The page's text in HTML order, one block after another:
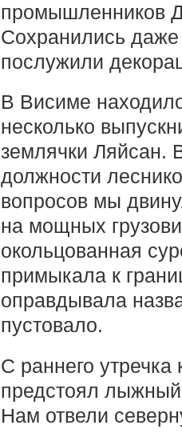
промышленников
Сохранились даже
послужили
В Висиме
несколько
землячки Ляйсан.
должности
вопросов мы
на мощных
окольцованная
примыкала к
оправдывала
пустовало.
С раннего
предстоял лыжный
Нам отвели